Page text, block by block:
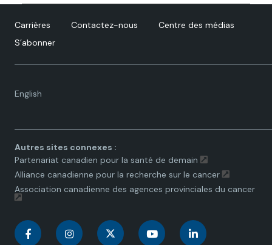
Carrières Contactez-nous
Centre des médias
S’abonner
English
Language
Autres sites connexes :
Partenariat canadien pour la santé de demain
Alliance canadienne pour la recherche sur le cancer
Association canadienne des agences provinciales du cancer
C C C C